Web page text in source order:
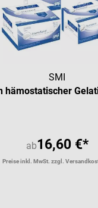
SMI
hämostatischer
ab16,60 €*
Preise inkl. MwSt. zzgl.